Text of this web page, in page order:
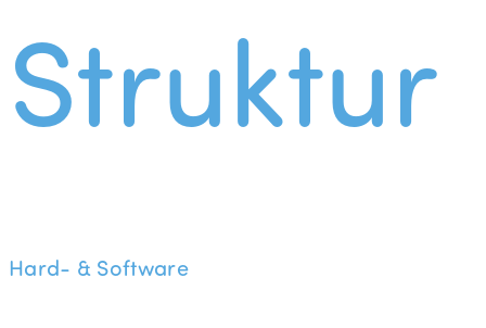
Struktur
Hard- & Software